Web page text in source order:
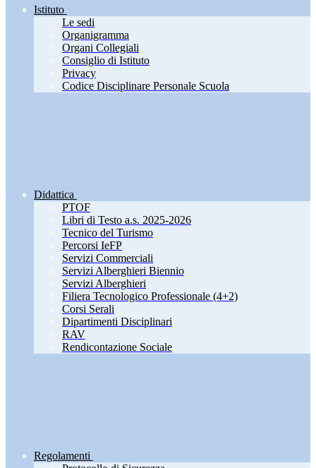
Istituto
Le sedi
Organigramma
Organi Collegiali
Consiglio di Istituto
Privacy
Codice Disciplinare Personale Scuola
Didattica
PTOF
Libri di Testo a.s. 2025-2026
Tecnico del Turismo
Percorsi IeFP
Servizi Commerciali
Servizi Alberghieri Biennio
Servizi Alberghieri
Filiera Tecnologico Professionale (4+2)
Corsi Serali
Dipartimenti Disciplinari
RAV
Rendicontazione Sociale
Regolamenti